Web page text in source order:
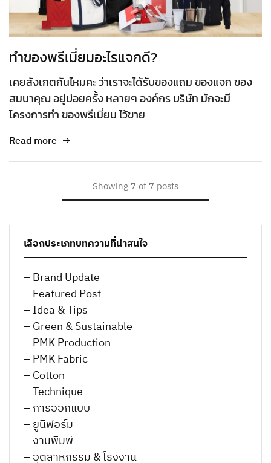
ทำของพรีเมี่ยมอะไรแจกดี?
เคยสังเกตกันไหมคะ ว่าเราจะได้รับของแถม ของแจก ของ
สมนาคุณ อยู่บ่อยครั้ง หลายๆ องค์กร บริษัท มักจะมี
โครงการทำ ของพรีเมี่ยม ไว้ขาย
Read more
Showing 7 of 7 posts
เลือกประเภทบทความที่น่าสนใจ
– Brand Update
– Featured Post
– Idea & Tips
– Green & Sustainable
– PMK Production
– PMK Fabric
– Cotton
– Technique
– การออกแบบ
– ยูนิฟอร์ม
– งานพิมพ์
– อุตสาหกรรม & โรงงาน